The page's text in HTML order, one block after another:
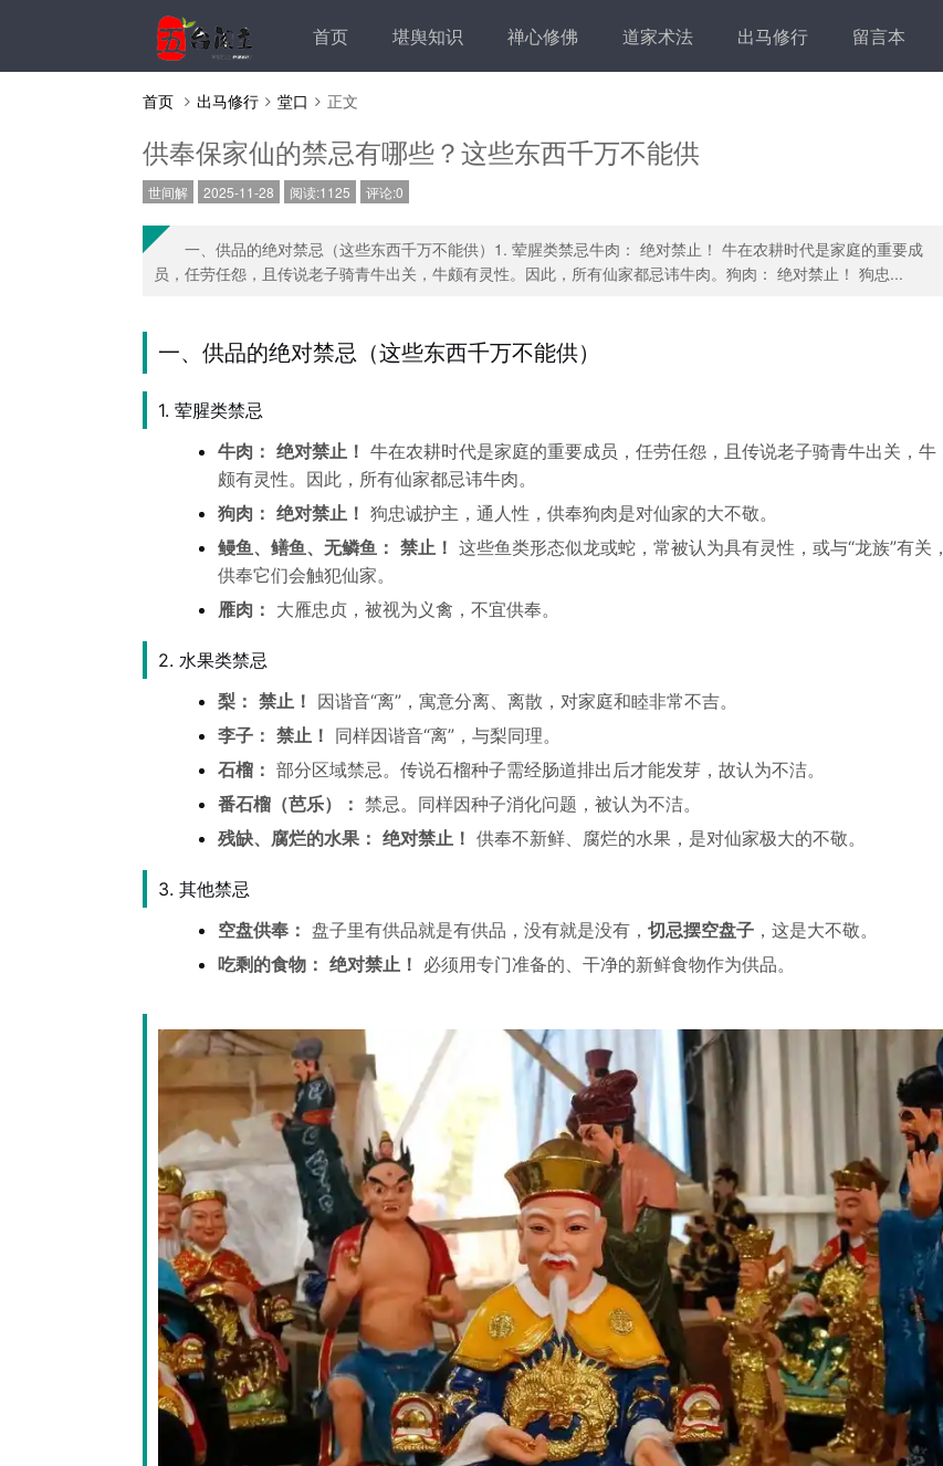
首页 堪舆知识 禅心修佛 道家术法 出马修行 留言本
首页 出马修行 堂口 正文
供奉保家仙的禁忌有哪些？这些东西千万不能供
世间解 2025-11-28 阅读:1125 评论:0
一、供品的绝对禁忌（这些东西千万不能供）1. 荤腥类禁忌牛肉： 绝对禁止！ 牛在农耕时代是家庭的重要成
员，任劳任怨，且传说老子骑青牛出关，牛颇有灵性。因此，所有仙家都忌讳牛肉。狗肉： 绝对禁止！ 狗忠...
一、供品的绝对禁忌（这些东西千万不能供）
1. 荤腥类禁忌
牛肉： 绝对禁止！ 牛在农耕时代是家庭的重要成员，任劳任怨，且传说老子骑青牛出关，牛
颇有灵性。因此，所有仙家都忌讳牛肉。
狗肉： 绝对禁止！ 狗忠诚护主，通人性，供奉狗肉是对仙家的大不敬。
鳗鱼、鳝鱼、无鳞鱼： 禁止！ 这些鱼类形态似龙或蛇，常被认为具有灵性，或与“龙族”有关，
供奉它们会触犯仙家。
雁肉： 大雁忠贞，被视为义禽，不宜供奉。
2. 水果类禁忌
梨： 禁止！ 因谐音“离”，寓意分离、离散，对家庭和睦非常不吉。
李子： 禁止！ 同样因谐音“离”，与梨同理。
石榴： 部分区域禁忌。传说石榴种子需经肠道排出后才能发芽，故认为不洁。
番石榴（芭乐）： 禁忌。同样因种子消化问题，被认为不洁。
残缺、腐烂的水果： 绝对禁止！ 供奉不新鲜、腐烂的水果，是对仙家极大的不敬。
3. 其他禁忌
空盘供奉： 盘子里有供品就是有供品，没有就是没有， 切忌摆空盘子 ，这是大不敬。
吃剩的食物： 绝对禁止！ 必须用专门准备的、干净的新鲜食物作为供品。